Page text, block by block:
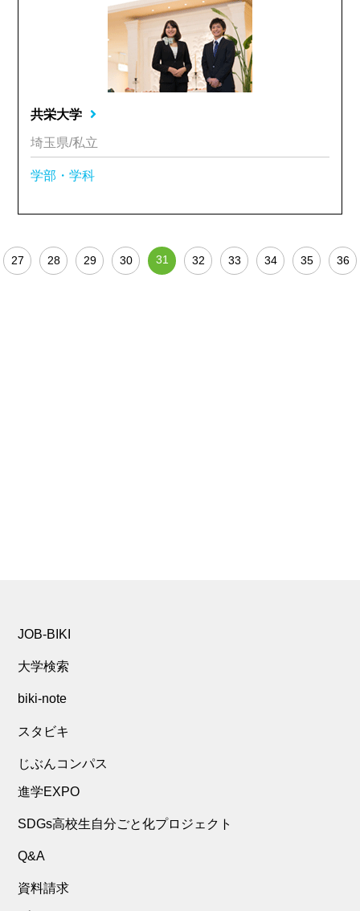
共栄大学
埼玉県/私立
学部・学科
27 28 29 30 31 32 33 34 35 36
JOB-BIKI
大学検索
biki-note
スタビキ
じぶんコンパス
進学EXPO
SDGs高校生自分ごと化プロジェクト
Q&A
資料請求